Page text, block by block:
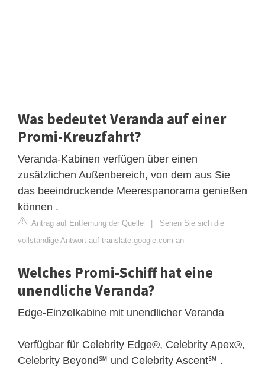
Was bedeutet Veranda auf einer
Promi-Kreuzfahrt?
Veranda-Kabinen verfügen über einen
zusätzlichen Außenbereich, von dem aus Sie
das beeindruckende Meerespanorama genießen
können .
Antrag auf Entfernung der Quelle | Sehen Sie sich die
vollständige Antwort auf translate.google.com an
Welches Promi-Schiff hat eine
unendliche Veranda?
Edge-Einzelkabine mit unendlicher Veranda
Verfügbar für Celebrity Edge®, Celebrity Apex®,
Celebrity Beyond℠ und Celebrity Ascent℠ .